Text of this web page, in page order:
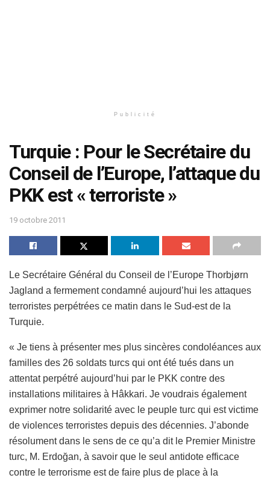
Publicité
Turquie : Pour le Secrétaire du
Conseil de l’Europe, l’attaque du
PKK est « terroriste »
19 octobre 2011
Le Secrétaire Général du Conseil de l’Europe Thorbjørn
Jagland a fermement condamné aujourd’hui les attaques
terroristes perpétrées ce matin dans le Sud-est de la
Turquie.
« Je tiens à présenter mes plus sincères condoléances aux
familles des 26 soldats turcs qui ont été tués dans un
attentat perpétré aujourd’hui par le PKK contre des
installations militaires à Hâkkari. Je voudrais également
exprimer notre solidarité avec le peuple turc qui est victime
de violences terroristes depuis des décennies. J’abonde
résolument dans le sens de ce qu’a dit le Premier Ministre
turc, M. Erdoğan, à savoir que le seul antidote efficace
contre le terrorisme est de faire plus de place à la